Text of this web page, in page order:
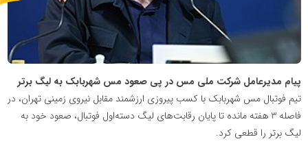
پیام مدیرعامل شرکت ملی مس در پی صعود مس شهربابک به لیگ برتر
تیم فوتبال مس شهربابک با کسب پیروزی ارزشمند مقابل نیروی زمینی تهران، در
فاصله 3 هفته مانده تا پایان رقابت‌های لیگ دسته‌اول فوتبال، صعود خود به
لیگ برتر را قطعی کرد.